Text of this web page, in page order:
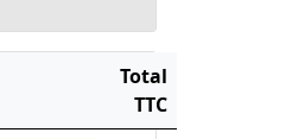
Total
TTC